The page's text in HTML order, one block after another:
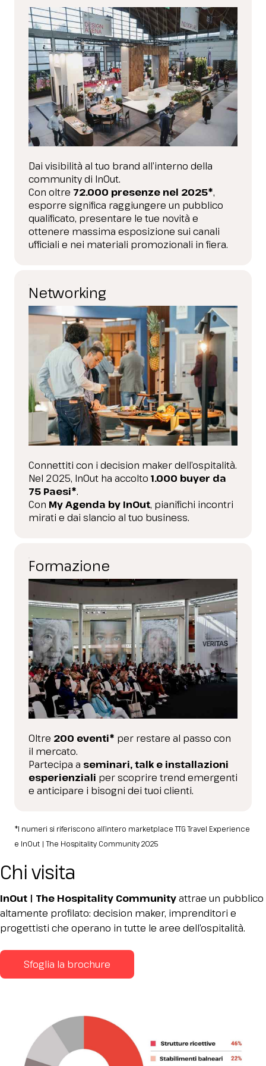
SCOPRI DI PIÙ
arrow_rightPerché esporre
Dai visibilità al tuo brand all’interno della
community di InOut.
Con oltre 72.000 presenze nel 2025*,
esporre significa raggiungere un pubblico
qualificato, presentare le tue novità e
ottenere massima esposizione sui canali
ufficiali e nei materiali promozionali in fiera.
Networking
Connettiti con i decision maker dell’ospitalità.
Nel 2025, InOut ha accolto 1.000 buyer da
75 Paesi*.
Con My Agenda by InOut, pianifichi incontri
mirati e dai slancio al tuo business.
Formazione
Oltre 200 eventi* per restare al passo con
il mercato.
Partecipa a seminari, talk e installazioni
esperienziali per scoprire trend emergenti
e anticipare i bisogni dei tuoi clienti.
*I numeri si riferiscono all’intero marketplace TTG Travel Experience
e InOut | The Hospitality Community 2025
Chi visita
InOut | The Hospitality Communityattrae un pubblico
altamente profilato: decision maker, imprenditori e
progettisti che operano in tutte le aree dell’ospitalità.
Sfoglia la brochure